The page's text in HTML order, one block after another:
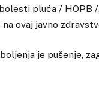
pluća / HOPB
ovaj javno
je pušenje,